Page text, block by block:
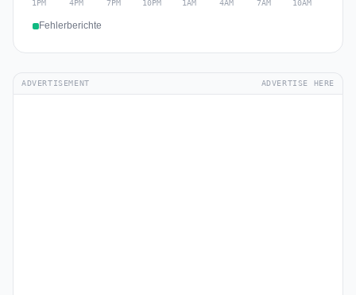
Fehlerberichte
ADVERTISEMENT ADVERTISE HERE